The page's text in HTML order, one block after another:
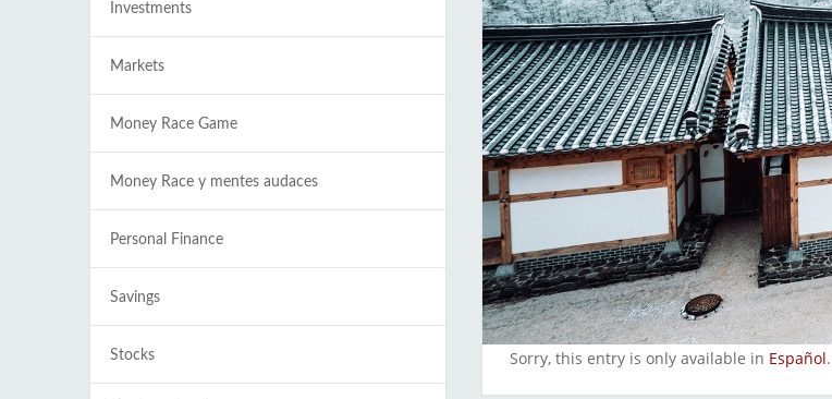
Sorry, this entry is only available in Español.
Investments
Markets
Money Race Game
Money Race y mentes audaces
Personal Finance
Savings
Stocks